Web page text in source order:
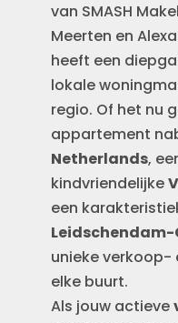
van SMASH
Meerten en
heeft een
lokale
regio. Of het nu
appartement
Netherlands,
kindvriendelijke
een
unieke verkoop-
elke buurt.
Als jouw actieve